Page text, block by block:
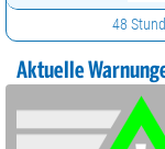
48
Aktuelle